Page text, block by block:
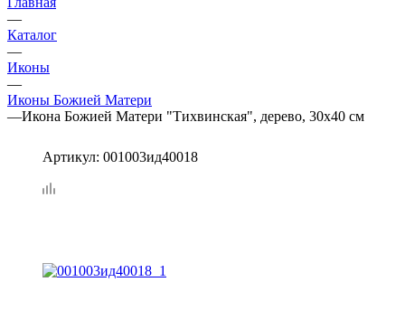
—
Каталог
—
Иконы
—
Иконы Божией Матери
—Икона Божией Матери "Тихвинская", дерево, 30х40 см
Артикул: 001003ид40018